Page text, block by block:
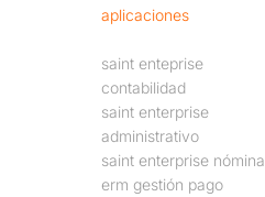
aplicaciones
saint enteprise
contabilidad
saint enterprise
administrativo
saint enterprise nómina
erm gestión pago